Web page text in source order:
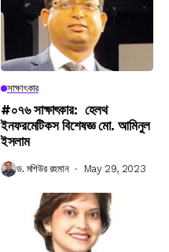
সাক্ষাৎকার
#০৭৬ সাক্ষাৎকার: হেলথ
ইনফরমেটিকস বিশেষজ্ঞ মো. আমিনুল
ইসলাম
ড. মশিউর রহমান May 29, 2023